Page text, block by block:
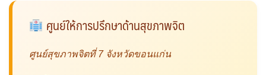
ศูนย์ให้การปรึกษาด้านสุขภาพจิต
ศูนย์สุขภาพจิตที่ 7 จังหวัดขอนแก่น